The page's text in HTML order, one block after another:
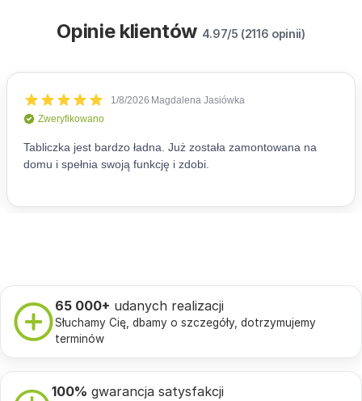
Opinie klientów 4.97/5 (2116 opinii)
65 000+ udanych realizacji
Słuchamy Cię, dbamy o szczegóły, dotrzymujemy
terminów
100% gwarancja satysfakcji